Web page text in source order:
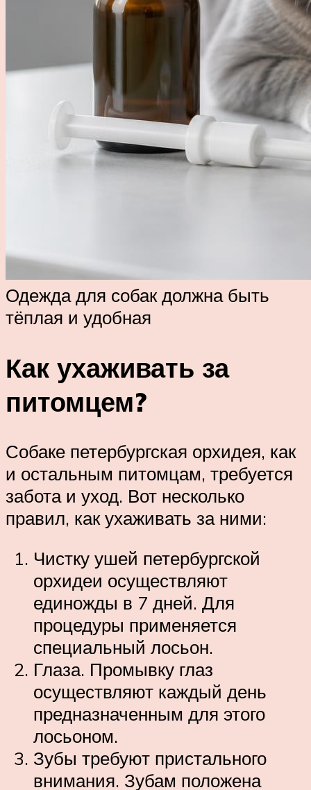
Одежда для собак должна быть
тёплая и удобная
Как ухаживать за
питомцем?
Собаке петербургская орхидея, как
и остальным питомцам, требуется
забота и уход. Вот несколько
правил, как ухаживать за ними:
Чистку ушей петербургской
орхидеи осуществляют
единожды в 7 дней. Для
процедуры применяется
специальный лосьон.
Глаза. Промывку глаз
осуществляют каждый день
предназначенным для этого
лосьоном.
Зубы требуют пристального
внимания. Зубам положена